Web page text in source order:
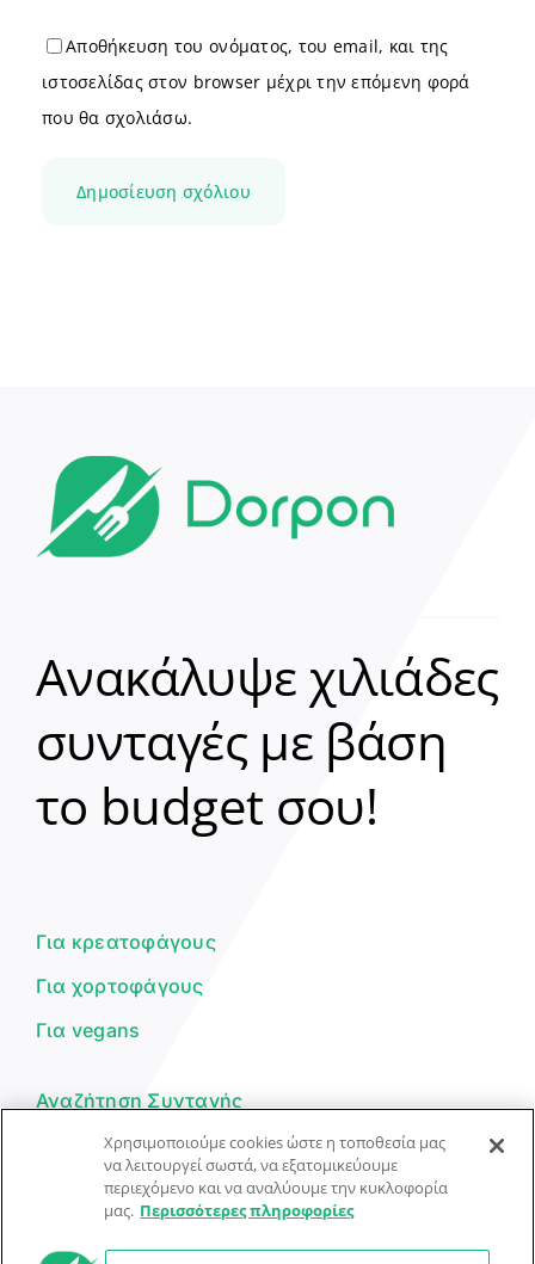
Αποθήκευση του ονόματος, του email, και της
ιστοσελίδας στον browser μέχρι την επόμενη φορά
που θα σχολιάσω.
Ανακάλυψε χιλιάδες
συνταγές με βάση
το budget σου!
Για κρεατοφάγους
Για χορτοφάγους
Για vegans
Αναζήτηση Συνταγής
Υποβολή Συνταγής
Φόρμα Επικοινωνίας
Χρησιμοποιούμε cookies ώστε η τοποθεσία μας
να λειτουργεί σωστά, να εξατομικεύουμε
περιεχόμενο και να αναλύουμε την κυκλοφορία
μας. Περισσότερες πληροφορίες